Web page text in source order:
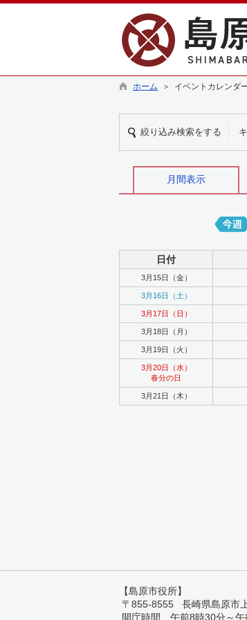
ホーム ＞ イベントカレンダ
絞り込み検索をする
月間表示
日付
3月15日（金）
3月16日（土）
3月17日（日）
3月18日（月）
3月19日（火）
3月20日（水）
春分の日
3月21日（木）
【島原市役所】
〒855-8555 長崎県島原市
開庁時間 午前8時30分～午